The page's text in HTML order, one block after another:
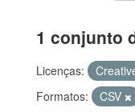
1 conjunto
Licenças:
Formatos:
CSV